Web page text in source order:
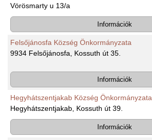
Vörösmarty u 13/a
Információk
Felsőjánosfa Község Önkormányzata
9934 Felsőjánosfa, Kossuth út 35.
Információk
Hegyhátszentjakab Község Önkormányzata
Hegyhátszentjakab, Kossuth út 39.
Információk